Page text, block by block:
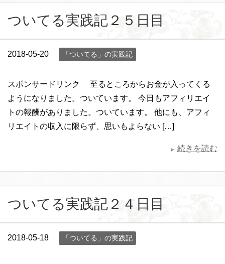
ついてる実践記２５日目
2018-05-20 「ついてる」の実践記
スポンサードリンク 至るところからお金が入ってくる
ようになりました。ついています。 今日もアフィリエイ
トの報酬がありました。ついています。 他にも、アフィ
リエイトの収入に限らず、思いもよらない […]
続きを読む
ついてる実践記２４日目
2018-05-18 「ついてる」の実践記